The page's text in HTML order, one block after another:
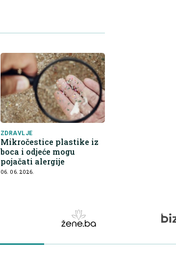
ZDRAVLJE
Mikročestice plastike iz
boca i odjeće mogu
pojačati alergije
06. 06. 2026.